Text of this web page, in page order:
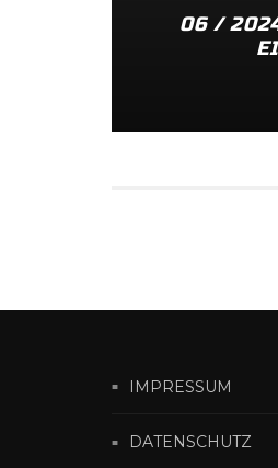
06 /
IMPRESSUM
DATENSCHUTZ